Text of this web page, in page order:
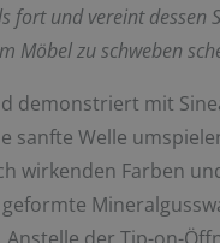
fort und vereint dessen
Möbel zu schweben
demonstriert mit
sanfte Welle
wirkenden Farben